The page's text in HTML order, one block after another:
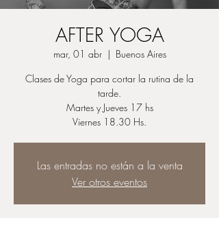
AFTER YOGA
mar, 01 abr
  |
Buenos Aires
Clases de Yoga para cortar la rutina de la
tarde.
Martes y Jueves 17 hs
Viernes 18.30 Hs.
Las entradas no están a la venta
Ver otros eventos